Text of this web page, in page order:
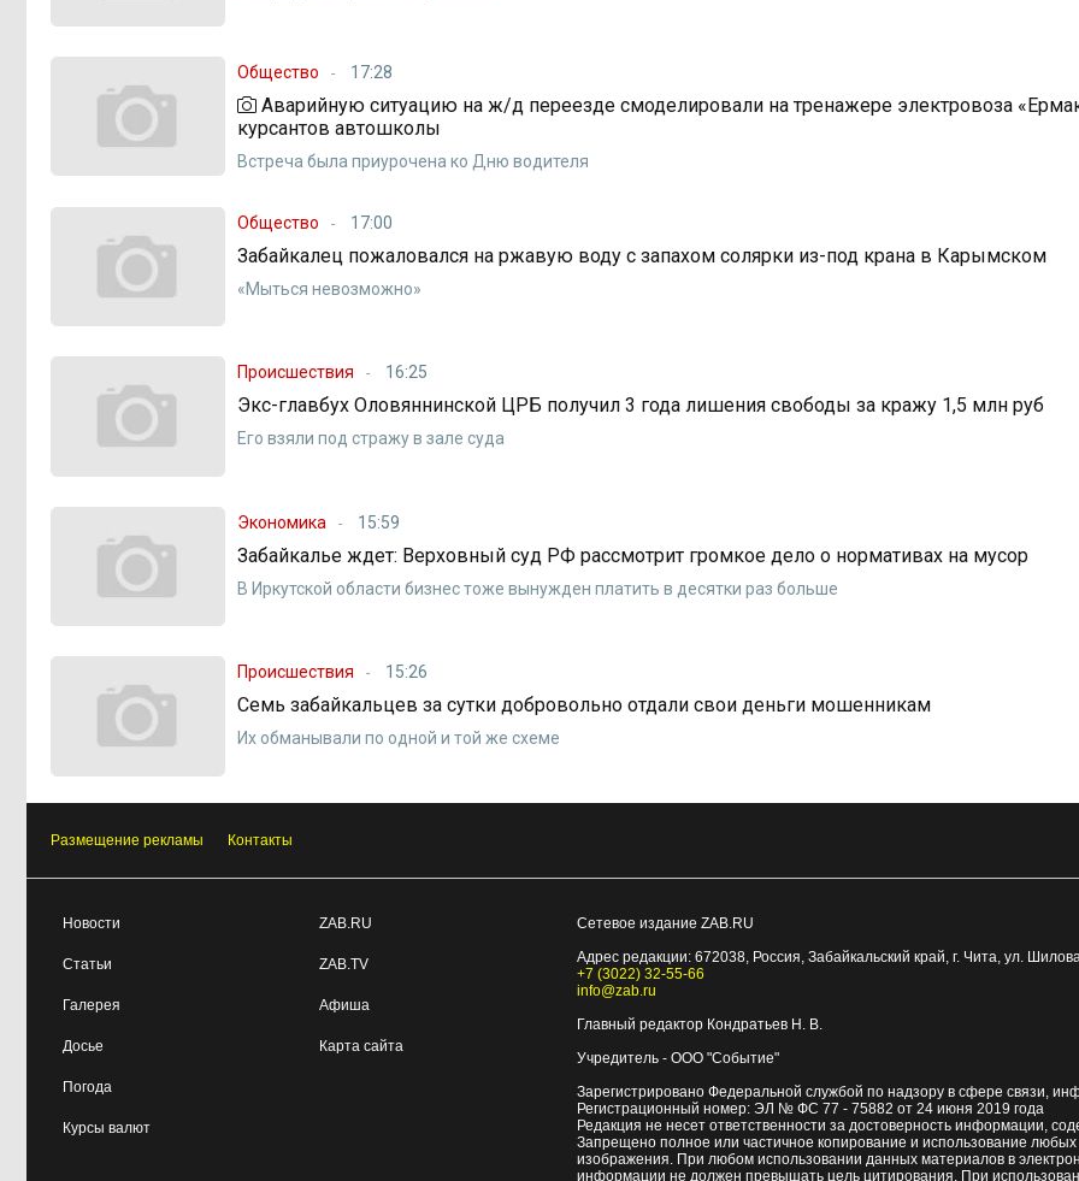
Общество 17:28
Аварийную ситуацию на ж/д переезде смоделировали на тренажере электровоза
курсантов автошколы
Встреча была приурочена ко Дню водителя
Общество 17:00
Забайкалец пожаловался на ржавую воду с запахом солярки из-под крана в Карымском
«Мыться невозможно»
Происшествия 16:25
Экс-главбух Оловяннинской ЦРБ получил 3 года лишения свободы за кражу 1,5 млн руб
Его взяли под стражу в зале суда
Экономика 15:59
Забайкалье ждет: Верховный суд РФ рассмотрит громкое дело о нормативах на мусор
В Иркутской области бизнес тоже вынужден платить в десятки раз больше
Происшествия 15:26
Семь забайкальцев за сутки добровольно отдали свои деньги мошенникам
Их обманывали по одной и той же схеме
Размещение рекламы Контакты
Новости
Статьи
Галерея
Досье
Погода
Курсы валют
ZAB.RU
ZAB.TV
Афиша
Карта сайта
Сетевое издание ZAB.RU
Адрес редакции: 672038, Россия, Забайкальский край, г. Чита ул.
+7 (3022) 32-55-66
info@zab.ru
Главный редактор Кондратьев Н. В.
Учредитель - ООО "Событие"
Зарегистрировано Федеральной службой по надзору в сфере связи,
Регистрационный номер: ЭЛ № ФС 77 - 75882 от 24 июня 2019 года
Редакция не несет ответственности за достоверность информации,
Запрещено полное или частичное копирование и использование
изображения. При любом использовании данных материалов в
информации не должен превышать цель цитирования. При